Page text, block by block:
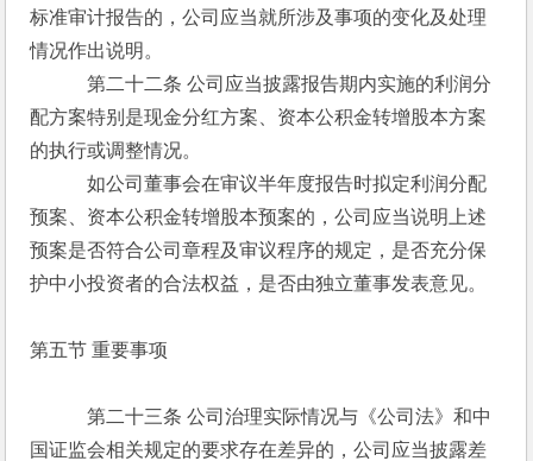
标准审计报告的，公司应当就所涉及事项的变化及处理
情况作出说明。
第二十二条 公司应当披露报告期内实施的利润分
配方案特别是现金分红方案、资本公积金转增股本方案
的执行或调整情况。
如公司董事会在审议半年度报告时拟定利润分配
预案、资本公积金转增股本预案的，公司应当说明上述
预案是否符合公司章程及审议程序的规定，是否充分保
护中小投资者的合法权益，是否由独立董事发表意见。
第五节 重要事项
第二十三条 公司治理实际情况与《公司法》和中
国证监会相关规定的要求存在差异的，公司应当披露差